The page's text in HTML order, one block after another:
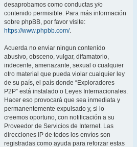
desaprobamos como conductas y/o
contenido permisible. Para más información
sobre phpBB, por favor visite:
https://www.phpbb.com/.
Acuerda no enviar ningun contenido
abusivo, obsceno, vulgar, difamatorio,
indecente, amenazante, sexual o cualquier
otro material que pueda violar cualquier ley
de su país, el país donde “Exploradores
P2P” está instalado o Leyes Internacionales.
Hacer eso provocará que sea inmediata y
permanentemente expulsado y, si lo
creemos oportuno, con notificación a su
Proveedor de Servicios de Internet. Las
direcciones IP de todos los envíos son
registradas como ayuda para reforzar estas